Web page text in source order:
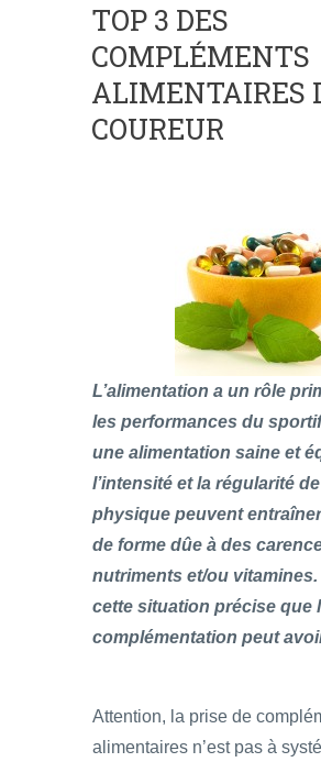
TOP 3 DES
COMPLÉMENTS
ALIMENTAIRES
COUREUR
L’alimentation a un rôle
les performances du
une alimentation saine et
l’intensité et la régularité
physique peuvent
de forme dûe à des
nutriments et/ou vitamines.
cette situation précise que
complémentation peut
Attention, la prise de
alimentaires n’est pas à